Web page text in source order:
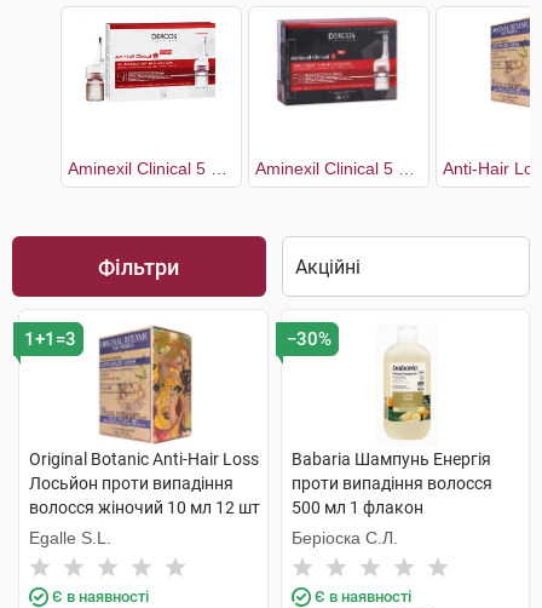
Фільтри
1+1=3
Original Botanic Anti-Hair Loss
Лосьйон проти випадіння
волосся жіночий 10 мл 12 шт
Egalle S.L.
Є в наявності
−30%
Babaria Шампунь Енергія
проти випадіння волосся
500 мл 1 флакон
Беріоска С.Л.
Є в наявності